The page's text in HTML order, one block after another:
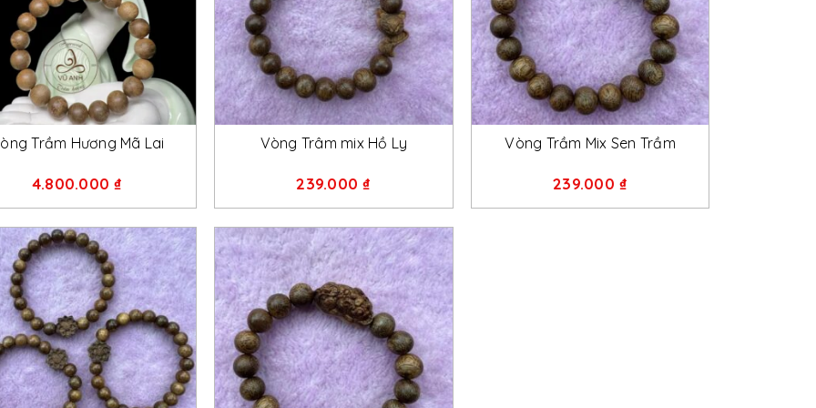
Trầm Hương Mã Lai
4.800.000₫
+
Vòng Trâm mix Hồ Ly
239.000₫
+
Vòng Trầm Mix Sen Trầm
239.000₫